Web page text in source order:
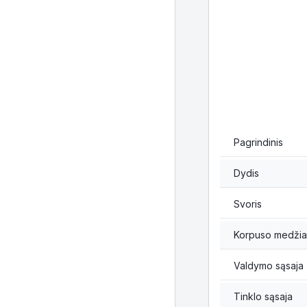
Pagrindinis
Dydis
Svoris
Korpuso
Valdymo sąsaja
Tinklo sąsaja